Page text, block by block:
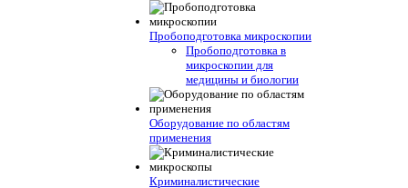
Пробоподготовка микроскопии
Пробоподготовка в
микроскопии для
медицины и биологии
Оборудование по областям
применения
Криминалистические